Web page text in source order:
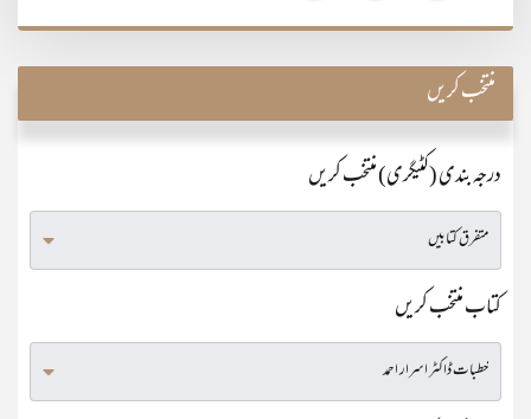
منتخب کریں
درجہ بندی (کٹیگری) منتخب کریں
کتاب منتخب کریں